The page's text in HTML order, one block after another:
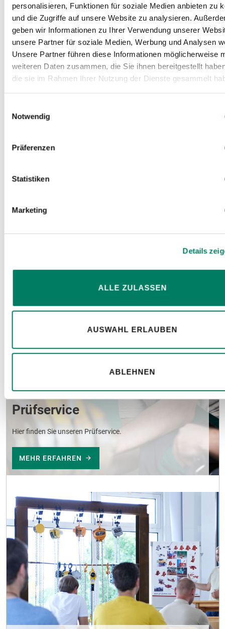
personalisieren, Funktionen für soziale Medien anbieten zu
und die Zugriffe auf unsere Website zu analysieren.
geben wir Informationen zu Ihrer Verwendung unserer
unsere Partner für soziale Medien, Werbung und Analysen
Unsere Partner führen diese Informationen möglicherweise
weiteren Daten zusammen, die Sie ihnen bereitgestellt
die sie im Rahmen Ihrer Nutzung der Dienste gesammelt
Notwendig
Präferenzen
Statistiken
Marketing
Details
ALLE ZULASSEN
AUSWAHL ERLAUBEN
ABLEHNEN
Hinweise
Konfiguratoren
Prüfservice
Hier finden Sie unseren Prüfservice.
MEHR ERFAHREN